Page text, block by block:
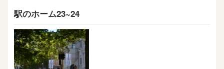
駅のホーム23~24